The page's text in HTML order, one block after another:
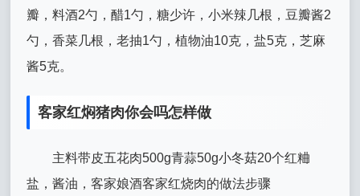
瓣，料酒2勺，醋1勺，糖少许，小米辣几根，豆瓣酱2
勺，香菜几根，老抽1勺，植物油10克，盐5克，芝麻
酱5克。
客家红焖猪肉你会吗怎样做
主料带皮五花肉500g青蒜50g小冬菇20个红粬
盐，酱油，客家娘酒客家红烧肉的做法步骤